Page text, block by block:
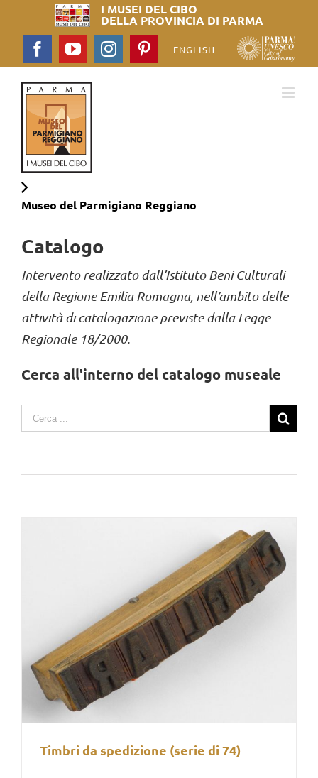
I MUSEI DELCIBO
DELLA PROVINCIA DI PARMA
ENGLISH
FacebookYouTubeInstagramPinterest
Museo del Parmigiano Reggiano
Catalogo
Intervento realizzato dall’Istituto Beni Culturali
della Regione Emilia Romagna, nell’ambito delle
attività di catalogazione previste dalla Legge
Regionale 18/2000.
Cerca all'interno del catalogo museale
Search
for:
Timbri da spedizione (serie di 74)